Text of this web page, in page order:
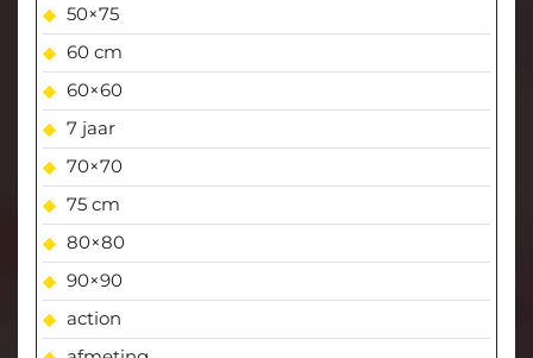
50×75
60 cm
60×60
7 jaar
70×70
75 cm
80×80
90×90
action